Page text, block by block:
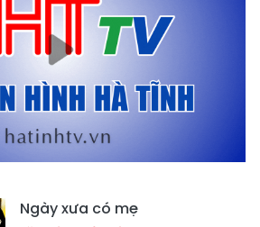
Ngày xưa có mẹ